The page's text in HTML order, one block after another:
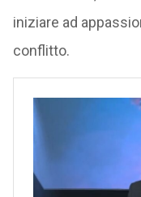
iniziare ad
conflitto.